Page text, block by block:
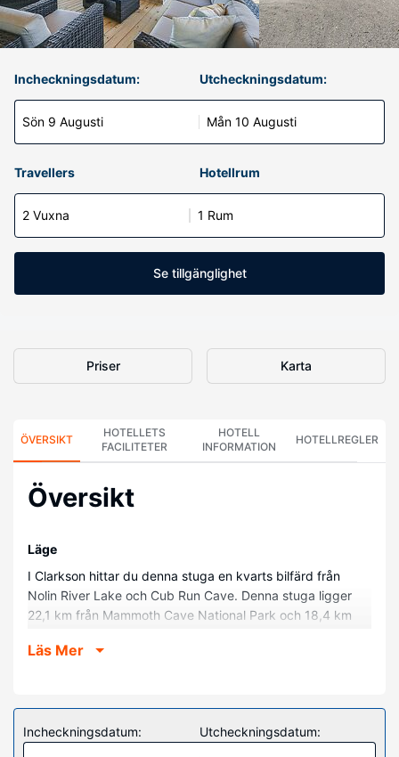
Incheckningsdatum:
Sön 9 Augusti
Utcheckningsdatum:
Mån 10 Augusti
Travellers Hotellrum
2 Vuxna 1 Rum
Se tillgänglighet
Priser Karta
ÖVERSIKT
HOTELLETS
FACILITETER
HOTELL
INFORMATION
HOTELLREGLER
Översikt
Läge
I Clarkson hittar du denna stuga en kvarts bilfärd från
Nolin River Lake och Cub Run Cave. Denna stuga ligger
22,1 km från Mammoth Cave National Park och 18,4 km
Hotellrum
eldstad. Det finns en privat terrass. Köket är utrustat med
en ugn, en spishäll och en mikrovågsugn. Bekvämligheter
som ingår är takfläkt och strykjärn/strykbräda.
Läs Mer
Incheckningsdatum: Utcheckningsdatum: